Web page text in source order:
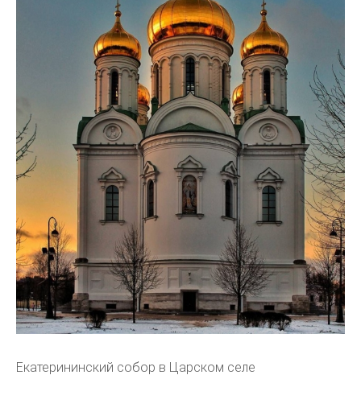
Екатерининский собор в Царском селе